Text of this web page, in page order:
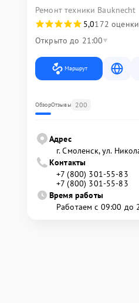
Ремонт техники Bauknecht
5,0172 оценки
Открыто до 21:00
Маршрут
ОбзорОтзывы 200
Адрес
г. Смоленск, ул.
Контакты
+7 (800) 301-55-83
+7 (800) 301-55-83
Время работы
Работаем с 09:00 до